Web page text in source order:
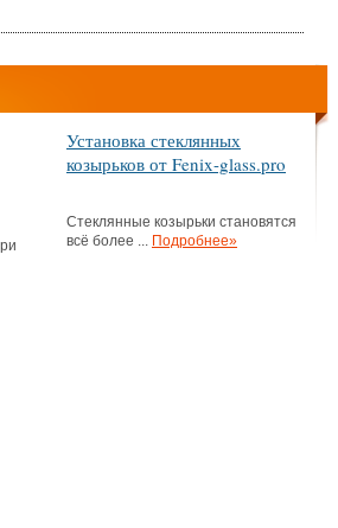
Установка стеклянных
козырьков от Fenix-glass.pro
Стеклянные козырьки становятся
всё более ... Подробнее»